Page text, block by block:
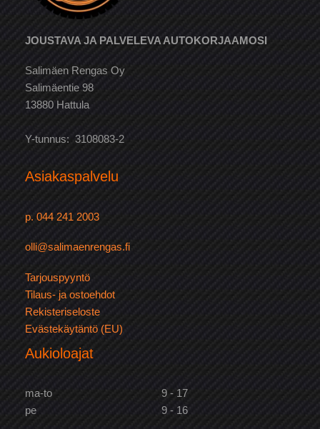
JOUSTAVA JA PALVELEVA AUTOKORJAAMOSI
Salimäen Rengas Oy
Salimäentie 98
13880 Hattula
Y-tunnus: 3108083-2
Asiakaspalvelu
p. 044 241 2003
olli@salimaenrengas.fi
Tarjouspyyntö
Tilaus- ja ostoehdot
Rekisteriseloste
Evästekäytäntö (EU)
Aukioloajat
ma-to
9 - 17
pe
9 - 16